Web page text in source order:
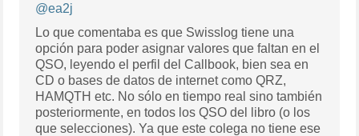
@ea2j
Lo que comentaba es que Swisslog tiene una
opción para poder asignar valores que faltan en el
QSO, leyendo el perfil del Callbook, bien sea en
CD o bases de datos de internet como QRZ,
HAMQTH etc. No sólo en tiempo real sino también
posteriormente, en todos los QSO del libro (o los
que selecciones). Ya que este colega no tiene ese